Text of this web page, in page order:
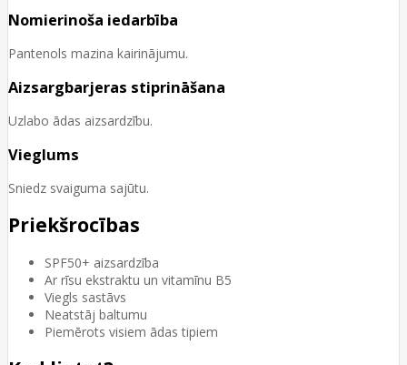
Nomierinoša iedarbība
Pantenols mazina kairinājumu.
Aizsargbarjeras stiprināšana
Uzlabo ādas aizsardzību.
Vieglums
Sniedz svaiguma sajūtu.
Priekšrocības
SPF50+ aizsardzība
Ar rīsu ekstraktu un vitamīnu B5
Viegls sastāvs
Neatstāj baltumu
Piemērots visiem ādas tipiem